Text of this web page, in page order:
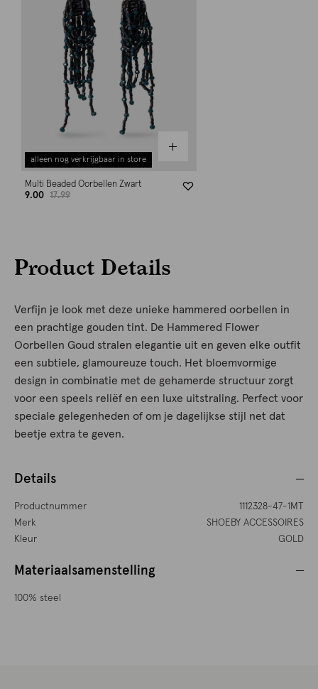
alleen nog verkrijgbaar in store
Multi Beaded Oorbellen Zwart
9.00
17.99
Product Details
Verfijn je look met deze unieke hammered oorbellen in
een prachtige gouden tint. De Hammered Flower
Oorbellen Goud stralen elegantie uit en geven elke outfit
een subtiele, glamoureuze touch. Het bloemvormige
design in combinatie met de gehamerde structuur zorgt
voor een speels reliëf en een luxe uitstraling. Perfect voor
speciale gelegenheden of om je dagelijkse stijl net dat
beetje extra te geven.
Details
Productnummer
1112328-47-1MT
Merk
SHOEBY ACCESSOIRES
Kleur
GOLD
Materiaalsamenstelling
100% steel